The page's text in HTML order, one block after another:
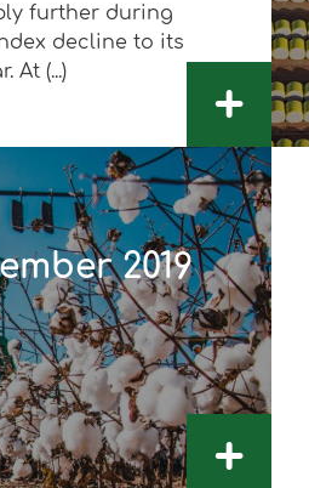
του παραγωγού
further during
decline to its
At (...)
+
2019
+